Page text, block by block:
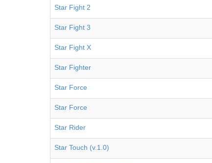
Star Fight 2
Star Fight 3
Star Fight X
Star Fighter
Star Force
Star Force
Star Rider
Star Touch (v.1.0)